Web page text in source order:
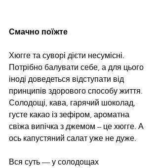
Смачно поїжте
Хюгге та суворі дієти несумісні.
Потрібно балувати себе, а для цього
іноді доведеться відступати від
принципів здорового способу життя.
Солодощі, кава, гарячий шоколад,
густе какао із зефіром, ароматна
свіжа випічка з джемом – це хюгге. А
ось капустяний салат уже не дуже.
Вся суть — у солодощах